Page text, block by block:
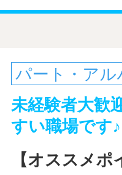
パート・アル
未経験者大歓
すい職場です♪
【オススメポ